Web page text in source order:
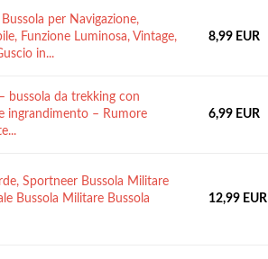
per Navigazione,
Funzione Luminosa, Vintage,
in...
8,99 EUR
bussola da trekking con
ingrandimento – Rumore
6,99 EUR
Sportneer Bussola Militare
Bussola Militare Bussola
12,99 EUR